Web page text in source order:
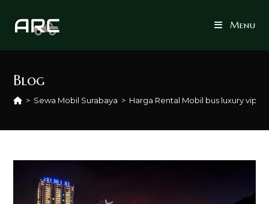
Menu
Blog
> Sewa Mobil Surabaya > Harga Rental Mobil bus luxury vip